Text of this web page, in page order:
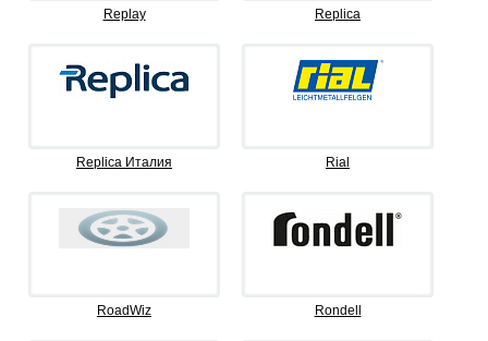
Replay Replica
Replica Италия Rial
RoadWiz Rondell